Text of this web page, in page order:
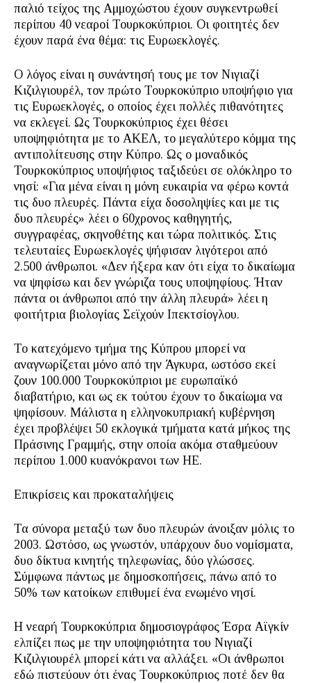
παλιό τείχος της Αμμοχώστου έχουν συγκεντρωθεί
περίπου 40 νεαροί Τουρκοκύπριοι. Οι φοιτητές δεν
έχουν παρά ένα θέμα: τις Ευρωεκλογές.
Ο λόγος είναι η συνάντησή τους με τον Νιγιαζί
Κιζιλγιουρέλ, τον πρώτο Τουρκοκύπριο υποψήφιο για
τις Ευρωεκλογές, ο οποίος έχει πολλές πιθανότητες
να εκλεγεί. Ως Τουρκοκύπριος έχει θέσει
υποψηφιότητα με το ΑΚΕΛ, το μεγαλύτερο κόμμα της
αντιπολίτευσης στην Κύπρο. Ως ο μοναδικός
Τουρκοκύπριος υποψήφιος ταξιδεύει σε ολόκληρο το
νησί: «Για μένα είναι η μόνη ευκαιρία να φέρω κοντά
τις δυο πλευρές. Πάντα είχα δοσοληψίες και με τις
δυο πλευρές» λέει ο 60χρονος καθηγητής,
συγγραφέας, σκηνοθέτης και τώρα πολιτικός. Στις
τελευταίες Ευρωεκλογές ψήφισαν λιγότεροι από
2.500 άνθρωποι. «Δεν ήξερα καν ότι είχα το δικαίωμα
να ψηφίσω και δεν γνώριζα τους υποψηφίους. Ήταν
πάντα οι άνθρωποι από την άλλη πλευρά» λέει η
φοιτήτρια βιολογίας Σεϊχούν Ιπεκτσίογλου.
Το κατεχόμενο τμήμα της Κύπρου μπορεί να
αναγνωρίζεται μόνο από την Άγκυρα, ωστόσο εκεί
ζουν 100.000 Τουρκοκύπριοι με ευρωπαϊκό
διαβατήριο, και ως εκ τούτου έχουν το δικαίωμα να
ψηφίσουν. Μάλιστα η ελληνοκυπριακή κυβέρνηση
έχει προβλέψει 50 εκλογικά τμήματα κατά μήκος της
Πράσινης Γραμμής, στην οποία ακόμα σταθμεύουν
περίπου 1.000 κυανόκρανοι των ΗΕ.
Επικρίσεις και προκαταλήψεις
Τα σύνορα μεταξύ των δυο πλευρών άνοιξαν μόλις το
2003. Ωστόσο, ως γνωστόν, υπάρχουν δυο νομίσματα,
δυο δίκτυα κινητής τηλεφωνίας, δύο γλώσσες.
Σύμφωνα πάντως με δημοσκοπήσεις, πάνω από το
50% των κατοίκων επιθυμεί ένα ενωμένο νησί.
Η νεαρή Τουρκοκύπρια δημοσιογράφος Έσρα Αϊγκίν
ελπίζει πως με την υποψηφιότητα του Νιγιαζί
Κιζιλγιουρέλ μπορεί κάτι να αλλάξει. «Οι άνθρωποι
εδώ πιστεύουν ότι ένας Τουρκοκύπριος ποτέ δεν θα